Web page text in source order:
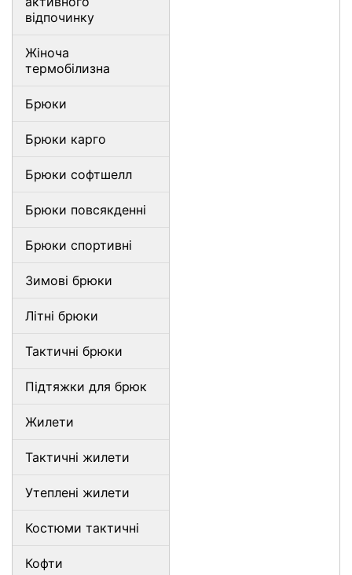
відпочинку
Жіноча
термобілизна
Брюки
Брюки карго
Брюки софтшелл
Брюки повсякденні
Брюки спортивні
Зимові брюки
Літні брюки
Тактичні брюки
Підтяжки для брюк
Жилети
Тактичні жилети
Утеплені жилети
Костюми тактичні
Кофти